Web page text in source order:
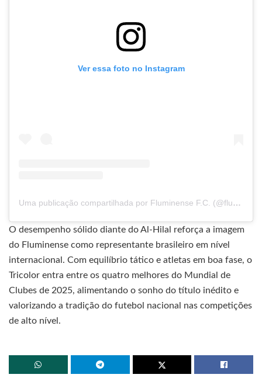
Ver essa foto no Instagram
Uma publicação compartilhada por Fluminense F.C. (@fluminensefc)
O desempenho sólido diante do Al-Hilal reforça a imagem
do Fluminense como representante brasileiro em nível
internacional. Com equilíbrio tático e atletas em boa fase, o
Tricolor entra entre os quatro melhores do Mundial de
Clubes de 2025, alimentando o sonho do título inédito e
valorizando a tradição do futebol nacional nas competições
de alto nível.